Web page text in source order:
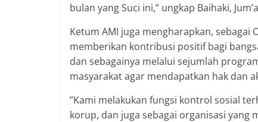
bulan yang Suci ini,” ungkap Baihaki,
Ketum AMI juga mengharapkan,
memberikan kontribusi positif bagi
dan sebagainya melalui sejumlah
masyarakat agar mendapatkan hak dan
”Kami melakukan fungsi kontrol sosial
korup, dan juga sebagai organisasi yang